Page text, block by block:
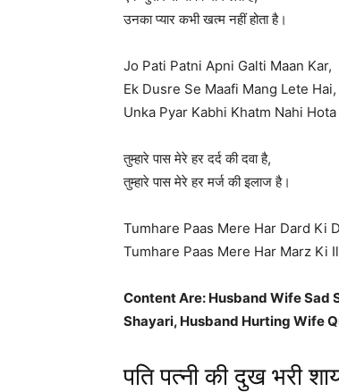
उनका प्यार कभी खत्म नहीं होता है।
Jo Pati Patni Apni Galti Maan Kar,
Ek Dusre Se Maafi Mang Lete Hai,
Unka Pyar Kabhi Khatm Nahi Hota
तुम्हारे पास मेरे हर दर्द की दवा है,
तुम्हारे पास मेरे हर मर्ज की इलाज है।
Tumhare Paas Mere Har Dard Ki
Tumhare Paas Mere Har Marz Ki
Content Are: Husband Wife Sad
Shayari, Husband Hurting Wife
पति पत्नी की दुख भरी